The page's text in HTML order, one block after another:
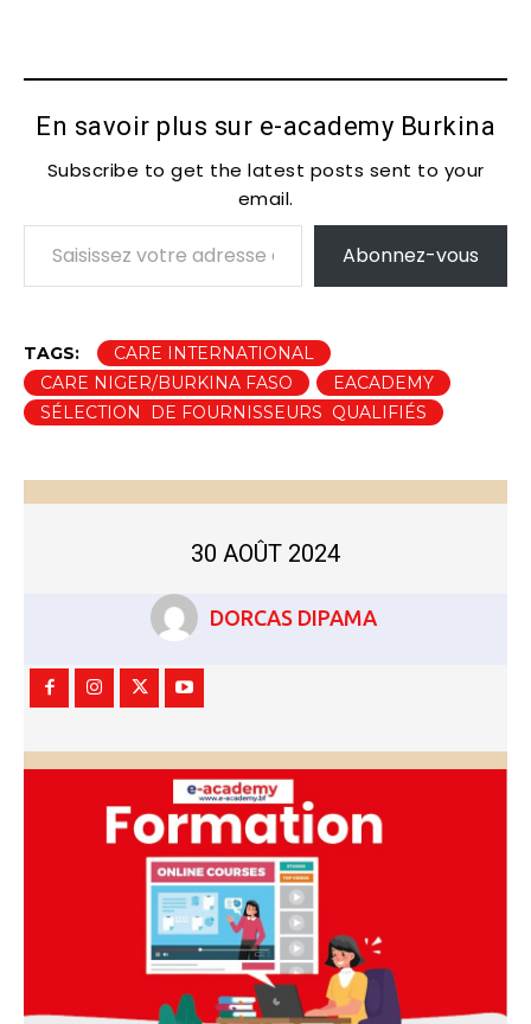
En savoir plus sur e-academy Burkina
Subscribe to get the latest posts sent to your
email.
Saisissez votre adresse e-mail…
Abonnez-vous
TAGS:
CARE INTERNATIONAL
CARE NIGER/BURKINA FASO
EACADEMY
SÉLECTION DE FOURNISSEURS QUALIFIÉS
30 AOÛT 2024
DORCAS DIPAMA